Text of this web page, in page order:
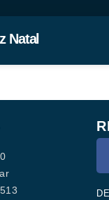
Natal